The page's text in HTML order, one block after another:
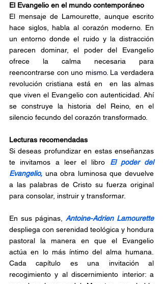
El Evangelio en el mundo contemporáneo
El mensaje de Lamourette, aunque escrito
hace siglos, habla al corazón moderno. En
un entorno donde el ruido y la distracción
parecen dominar, el poder del Evangelio
ofrece la calma necesaria para
reencontrarse con uno mismo. La verdadera
revolución cristiana está en  en las almas
que viven el Evangelio con autenticidad. Ahí
se construye la historia del Reino, en el
silencio fecundo del corazón transformado.
Lecturas recomendadas
Si deseas profundizar en estas enseñanzas
te invitamos a leer el libro El poder del
Evangelio, una obra luminosa que devuelve
a las palabras de Cristo su fuerza original
para consolar, instruir y transformar.
En sus páginas,
Antoine-Adrien Lamourette
despliega con serenidad teológica y hondura
pastoral la manera en que el Evangelio
actúa en lo más íntimo del alma humana.
Cada capítulo es una invitación al
recogimiento y al discernimiento interior: a